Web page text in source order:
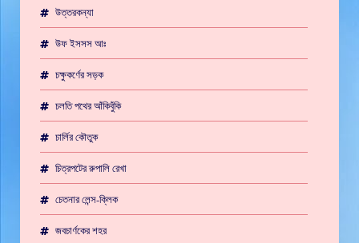
উত্তরকন্যা
উফ ইসসস আঃ
চক্ষুকর্ণের সড়ক
চলতি পথের আঁকিবুঁকি
চার্লির কৌতুক
চিত্রপটের রুপালি রেখা
চেতনার লেন্স-ক্লিক
জবচার্ণকের শহর